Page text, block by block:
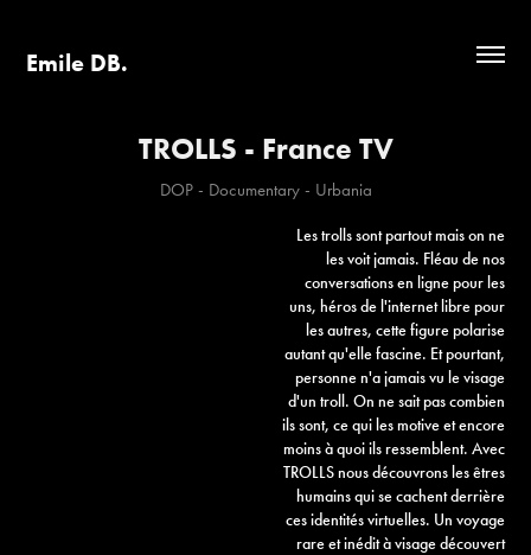
Emile DB.
TROLLS - France TV
DOP - Documentary - Urbania
Les trolls sont partout mais on ne
les voit jamais. Fléau de nos
conversations en ligne pour les
uns, héros de l'internet libre pour
les autres, cette figure polarise
autant qu'elle fascine. Et pourtant,
personne n'a jamais vu le visage
d'un troll. On ne sait pas combien
ils sont, ce qui les motive et encore
moins à quoi ils ressemblent. Avec
TROLLS nous découvrons les êtres
humains qui se cachent derrière
ces identités virtuelles. Un voyage
rare et inédit à visage découvert